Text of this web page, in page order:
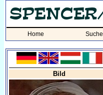
Home Suche
Bild